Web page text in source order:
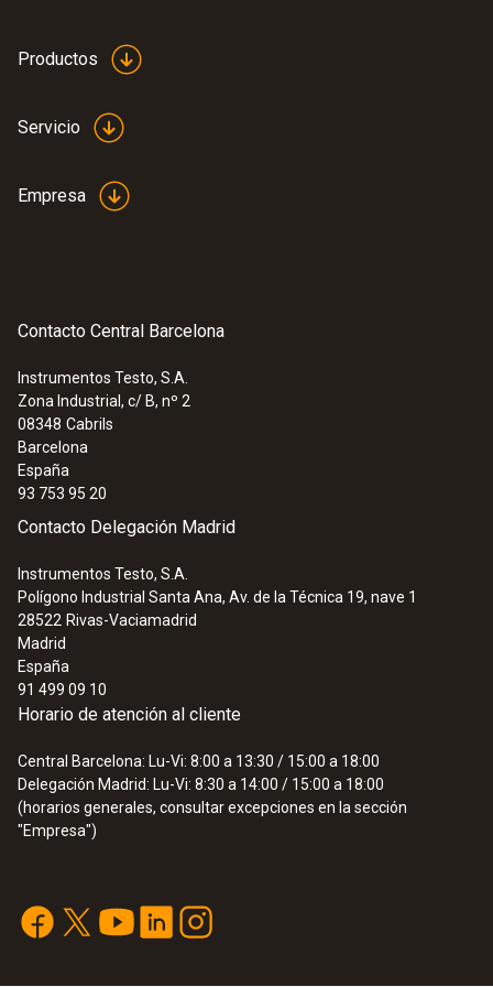
Productos
Servicio
Empresa
Contacto Central Barcelona
Instrumentos Testo, S.A.
Zona Industrial, c/ B, nº 2
08348 Cabrils
Barcelona
España
93 753 95 20
Contacto Delegación Madrid
Instrumentos Testo, S.A.
Polígono Industrial Santa Ana, Av. de la Técnica 19, nave 1
28522 Rivas-Vaciamadrid
Madrid
España
91 499 09 10
Horario de atención al cliente
Central Barcelona: Lu-Vi: 8:00 a 13:30 / 15:00 a 18:00
Delegación Madrid: Lu-Vi: 8:30 a 14:00 / 15:00 a 18:00
(horarios generales, consultar excepciones en la sección
"Empresa")